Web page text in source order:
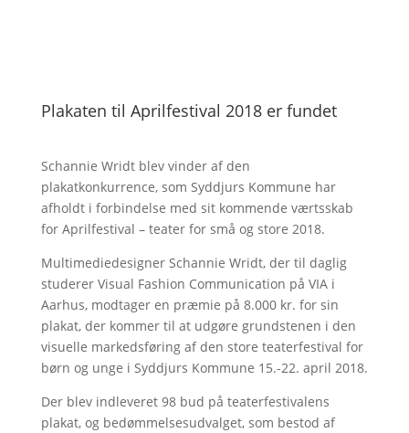
Plakaten til Aprilfestival 2018 er fundet
Schannie Wridt blev vinder af den
plakatkonkurrence, som Syddjurs Kommune har
afholdt i forbindelse med sit kommende værtsskab
for Aprilfestival – teater for små og store 2018.
Multimediedesigner Schannie Wridt, der til daglig
studerer Visual Fashion Communication på VIA i
Aarhus, modtager en præmie på 8.000 kr. for sin
plakat, der kommer til at udgøre grundstenen i den
visuelle markedsføring af den store teaterfestival for
børn og unge i Syddjurs Kommune 15.-22. april 2018.
Der blev indleveret 98 bud på teaterfestivalens
plakat, og bedømmelsesudvalget, som bestod af